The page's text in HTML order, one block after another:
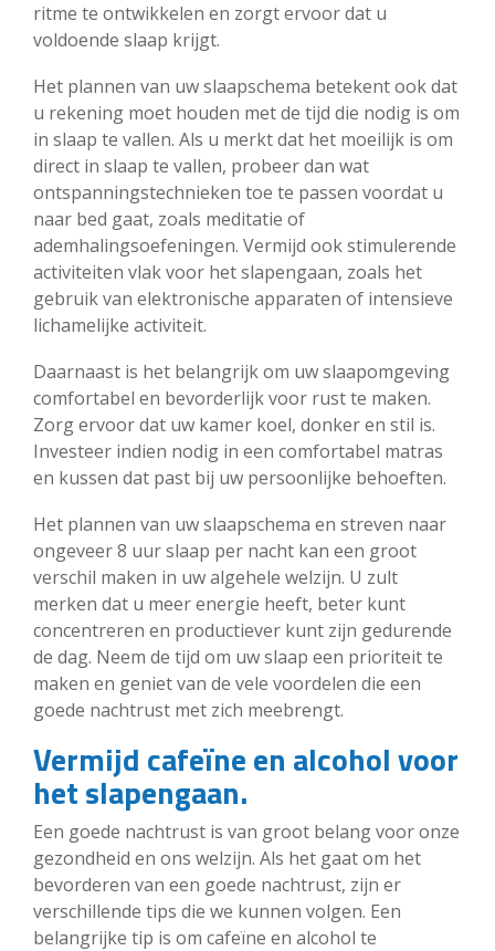
ritme te ontwikkelen en zorgt ervoor dat u
voldoende slaap krijgt.
Het plannen van uw slaapschema betekent ook dat
u rekening moet houden met de tijd die nodig is om
in slaap te vallen. Als u merkt dat het moeilijk is om
direct in slaap te vallen, probeer dan wat
ontspanningstechnieken toe te passen voordat u
naar bed gaat, zoals meditatie of
ademhalingsoefeningen. Vermijd ook stimulerende
activiteiten vlak voor het slapengaan, zoals het
gebruik van elektronische apparaten of intensieve
lichamelijke activiteit.
Daarnaast is het belangrijk om uw slaapomgeving
comfortabel en bevorderlijk voor rust te maken.
Zorg ervoor dat uw kamer koel, donker en stil is.
Investeer indien nodig in een comfortabel matras
en kussen dat past bij uw persoonlijke behoeften.
Het plannen van uw slaapschema en streven naar
ongeveer 8 uur slaap per nacht kan een groot
verschil maken in uw algehele welzijn. U zult
merken dat u meer energie heeft, beter kunt
concentreren en productiever kunt zijn gedurende
de dag. Neem de tijd om uw slaap een prioriteit te
maken en geniet van de vele voordelen die een
goede nachtrust met zich meebrengt.
Vermijd cafeïne en alcohol voor
het slapengaan.
Een goede nachtrust is van groot belang voor onze
gezondheid en ons welzijn. Als het gaat om het
bevorderen van een goede nachtrust, zijn er
verschillende tips die we kunnen volgen. Een
belangrijke tip is om cafeïne en alcohol te